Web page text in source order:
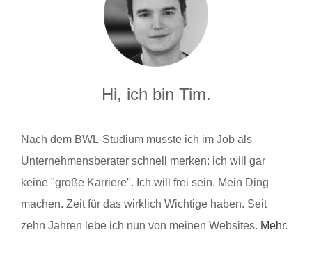
Hi, ich bin Tim.
Nach dem BWL-Studium musste ich im Job als
Unternehmensberater schnell merken: ich will gar
keine "große Karriere". Ich will frei sein. Mein Ding
machen. Zeit für das wirklich Wichtige haben. Seit
zehn Jahren lebe ich nun von meinen Websites. Mehr.